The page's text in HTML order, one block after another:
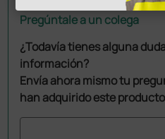
Pregúntale a un colega
¿Todavía tienes alguna
información?
Envía ahora mismo tu
han adquirido este